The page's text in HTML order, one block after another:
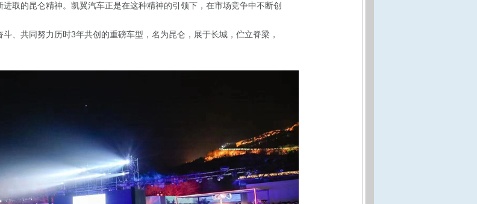
取的昆仑精神。凯翼汽车正是在这种精神的引领下，在市场竞争中不断创
、共同努力历时3年共创的重磅车型，名为昆仑，展于长城，伫立脊梁，